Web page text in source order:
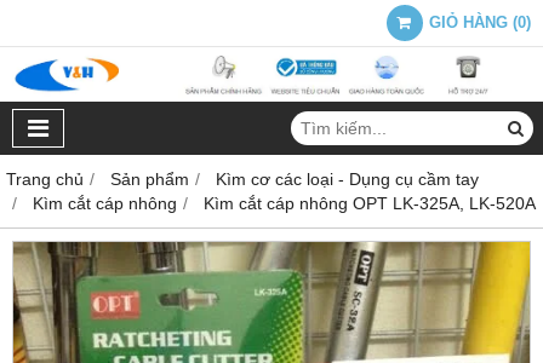
GIỎ HÀNG (0)
Trang chủ Sản phẩm
Kìm cơ các loại - Dụng cụ cầm tay
Kìm cắt cáp nhông
Kìm cắt cáp nhông OPT LK-325A, LK-520A